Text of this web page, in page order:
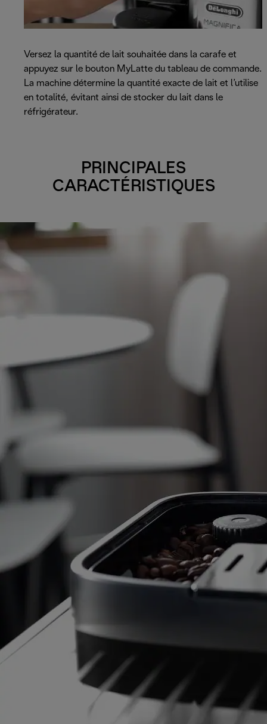
Versez la quantité de lait souhaitée dans la carafe et
appuyez sur le bouton MyLatte du tableau de commande.
La machine détermine la quantité exacte de lait et l’utilise
en totalité, évitant ainsi de stocker du lait dans le
réfrigérateur.
PRINCIPALES
CARACTÉRISTIQUES